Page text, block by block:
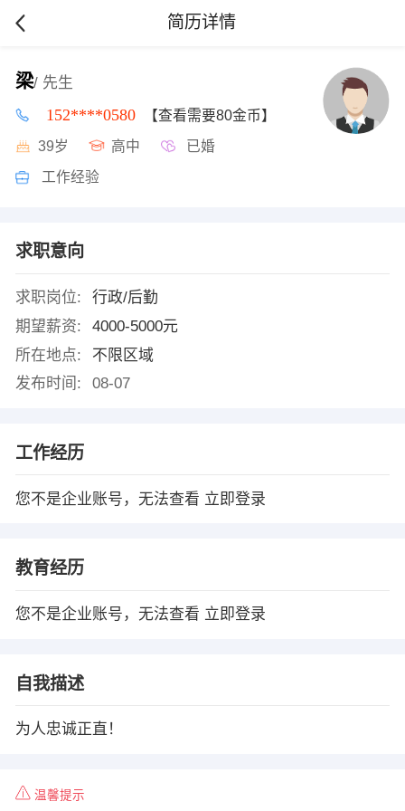
简历详情
梁/ 先生
152****0580 【查看需要80金币】
39岁 高中 已婚
工作经验
求职意向
求职岗位:
行政/后勤
期望薪资:
4000-5000元
所在地点:
不限区域
发布时间:
08-07
工作经历
您不是企业账号，无法查看 立即登录
教育经历
您不是企业账号，无法查看 立即登录
自我描述
为人忠诚正直！
温馨提示